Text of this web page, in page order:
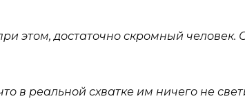
этом, достаточно скромный человек.
в реальной схватке им ничего не